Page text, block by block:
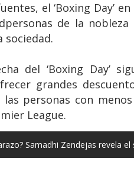
el ‘Boxing Day’
de la
sociedad.
del ‘Boxing Day’
grandes
las personas con
League.
Samadhi Zendejas revela